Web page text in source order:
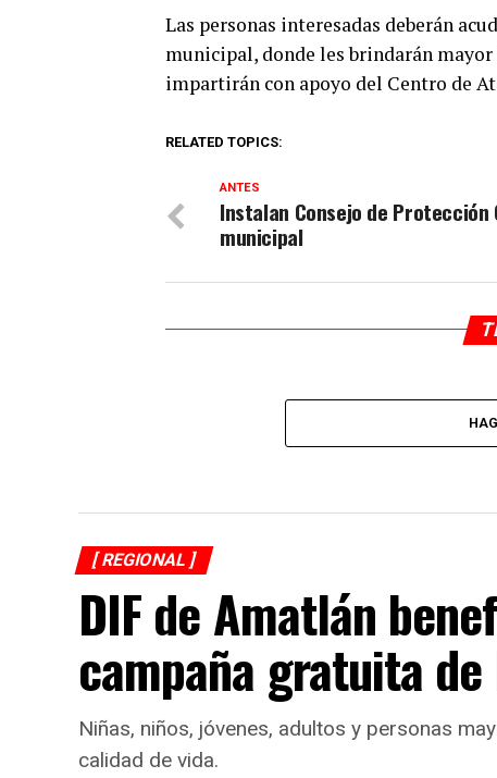
Las personas interesadas deberán
municipal, donde les brindarán
impartirán con apoyo del Centro de
RELATED TOPICS:
ANTES
Instalan Consejo de Protección
municipal
[ REGIONAL ]
DIF de Amatlán
campaña gratuita
Niñas, niños, jóvenes, adultos y personas
calidad de vida.